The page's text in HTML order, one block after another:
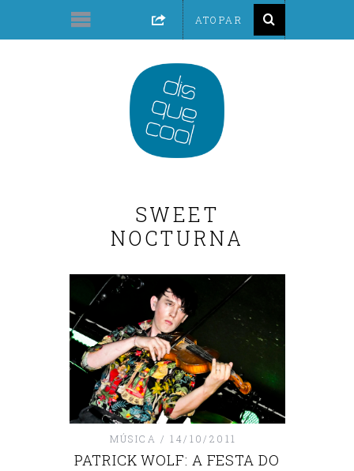
SWEET
NOCTURNA
MÚSICA 14/10/2011
PATRICK WOLF: A FESTA DO